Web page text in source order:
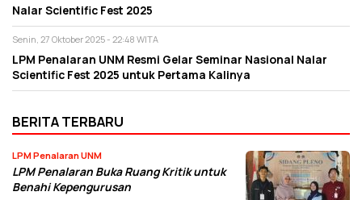
Nalar Scientific Fest 2025
Senin, 27 Oktober 2025 - 22:48 WITA
LPM Penalaran UNM Resmi Gelar Seminar Nasional Nalar
Scientific Fest 2025 untuk Pertama Kalinya
BERITA TERBARU
LPM Penalaran UNM
LPM Penalaran Buka Ruang Kritik untuk
Benahi Kepengurusan